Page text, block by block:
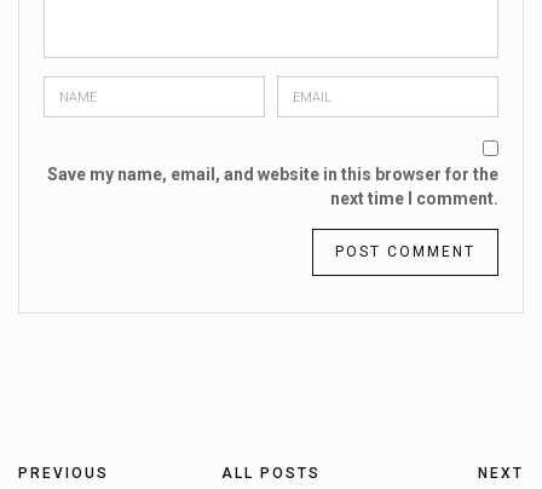
Save my name, email, and website in this browser for the
next time I comment.
PREVIOUS ALL POSTS NEXT